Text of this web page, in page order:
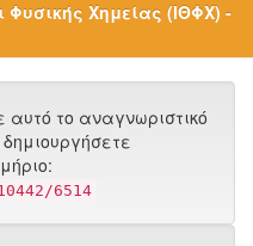
Φυσικής Χημείας (ΙΘΦΧ) -
το αναγνωριστικό
6514